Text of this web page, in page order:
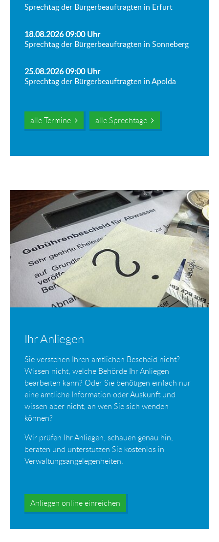
Sprechtag der Bürgerbeauftragten in Erfurt
18.08.2026 09:00Uhr
Sprechtag der Bürgerbeauftragten in Sonneberg
25.08.2026 09:00Uhr
Sprechtag der Bürgerbeauftragten in Apolda
alle Termine alle Sprechtage
Ihr Anliegen
Sie verstehen Ihren amtlichen Bescheid nicht?
Wissen nicht, welche Behörde Ihr Anliegen
bearbeiten kann? Oder Sie benötigen einfach nur
eine amtliche Information oder Auskunft und
wissen aber nicht, an wen Sie sich wenden
können?
Wir prüfen Ihr Anliegen, schauen genau hin,
beraten und unterstützen Sie kostenlos in
Verwaltungsangelegenheiten.
Anliegen online einreichen